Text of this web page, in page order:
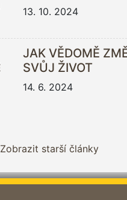
13. 10. 2024
JAK VĚDOMĚ
SVŮJ ŽIVOT
14. 6. 2024
Zobrazit starší články